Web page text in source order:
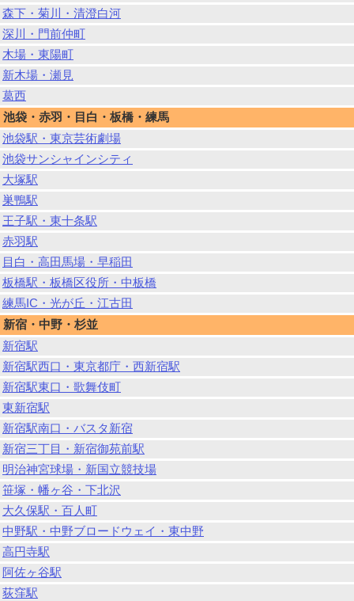
森下・菊川・清澄白河
深川・門前仲町
木場・東陽町
新木場・瀬見
葛西
池袋・赤羽・目白・板橋・練馬
池袋駅・東京芸術劇場
池袋サンシャインシティ
大塚駅
巣鴨駅
王子駅・東十条駅
赤羽駅
目白・高田馬場・早稲田
板橋駅・板橋区役所・中板橋
練馬IC・光が丘・江古田
新宿・中野・杉並
新宿駅
新宿駅西口・東京都庁・西新宿駅
新宿駅東口・歌舞伎町
東新宿駅
新宿駅南口・バスタ新宿
新宿三丁目・新宿御苑前駅
明治神宮球場・新国立競技場
笹塚・幡ヶ谷・下北沢
大久保駅・百人町
中野駅・中野ブロードウェイ・東中野
高円寺駅
阿佐ヶ谷駅
荻窪駅